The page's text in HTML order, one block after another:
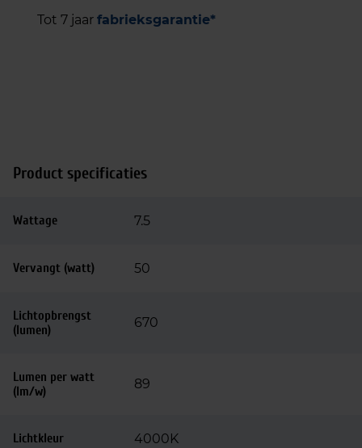
Tot 7 jaar fabrieksgarantie*
Product specificaties
Wattage 7.5
Vervangt (watt) 50
Lichtopbrengst
(lumen)
670
Lumen per watt
(lm/w)
89
Lichtkleur 4000K